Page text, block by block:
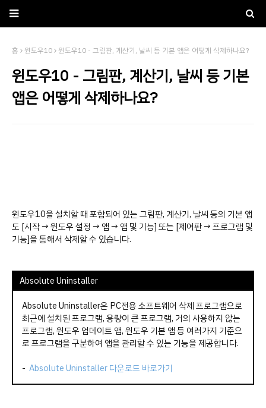
홈 윈도우10 윈도우10 - 그림판, 계산기, 날씨 등 기본 앱은 어떻게 삭제하나요?
윈도우10 - 그림판, 계산기, 날씨 등 기본
앱은 어떻게 삭제하나요?
윈도우10을 설치할 때 포함되어 있는 그림판, 계산기, 날씨 등의 기본 앱
도 [시작 → 윈도우 설정 → 앱 → 앱 및 기능] 또는 [제어판 → 프로그램 및
기능]을 통해서 삭제할 수 있습니다.
Absolute Uninstaller
Absolute Uninstaller은 PC전용 소프트웨어 삭제 프로그램으로
최근에 설치된 프로그램, 용량이 큰 프로그램, 거의 사용하지 않는
프로그램, 윈도우 업데이트 앱, 윈도우 기본 앱 등 여러가지 기준으
로 프로그램을 구분하여 앱을 관리할 수 있는 기능을 제공합니다.
- Absolute Uninstaller 다운로드 바로가기